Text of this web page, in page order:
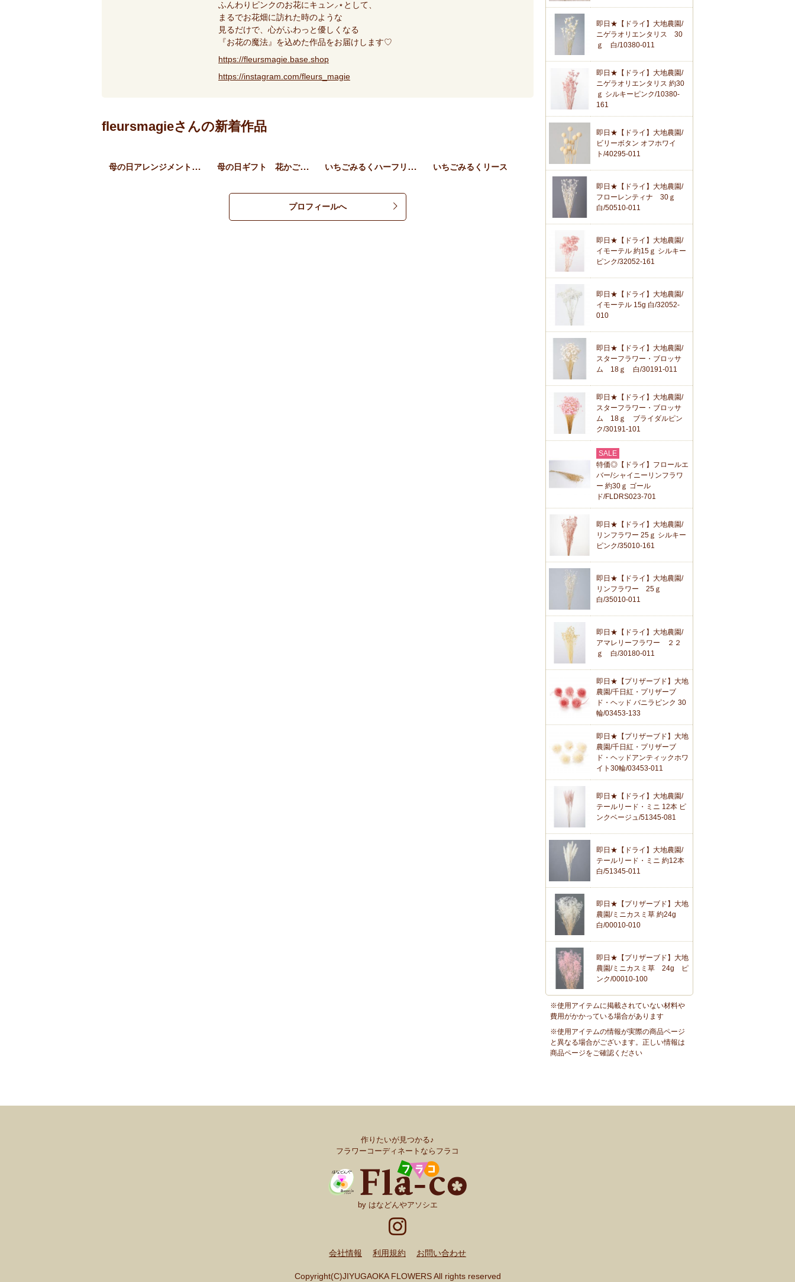
ふんわりピンクのお花にキュン⸝⋆として、
まるでお花畑に訪れた時のような
見るだけで、心がふわっと優しくなる
『お花の魔法』を込めた作品をお届けします♡
https://fleursmagie.base.shop
https://instagram.com/fleurs_magie
fleursmagieさんの新着作品
母の日アレンジメント 花か… 母の日ギフト 花かごピンク いちごみるくハーフリース いちごみるくリース
プロフィールへ
即日★【ドライ】大地農園/
ニゲラオリエンタリス 30
ｇ 白/10380-011
即日★【ドライ】大地農園/
ニゲラオリエンタリス 約30
ｇ シルキーピンク/10380-
161
即日★【ドライ】大地農園/
ビリーボタン オフホワイ
ト/40295-011
即日★【ドライ】大地農園/
フローレンティナ 30ｇ
白/50510-011
即日★【ドライ】大地農園/
イモーテル 約15ｇ シルキー
ピンク/32052-161
即日★【ドライ】大地農園/
イモーテル 15g 白/32052-
010
即日★【ドライ】大地農園/
スターフラワー・ブロッサ
ム 18ｇ 白/30191-011
即日★【ドライ】大地農園/
スターフラワー・ブロッサ
ム 18ｇ ブライダルピン
ク/30191-101
SALE
特価◎【ドライ】フロールエ
バー/シャイニーリンフラワ
ー 約30ｇ ゴール
ド/FLDRS023-701
即日★【ドライ】大地農園/
リンフラワー 25ｇ シルキー
ピンク/35010-161
即日★【ドライ】大地農園/
リンフラワー 25ｇ
白/35010-011
即日★【ドライ】大地農園/
アマレリーフラワー ２２
ｇ 白/30180-011
即日★【プリザーブド】大地
農園/千日紅・プリザーブ
ド・ヘッド バニラピンク 30
輪/03453-133
即日★【プリザーブド】大地
農園/千日紅・プリザーブ
ド・ヘッドアンティックホワ
イト30輪/03453-011
即日★【ドライ】大地農園/
テールリード・ミニ 12本 ピ
ンクベージュ/51345-081
即日★【ドライ】大地農園/
テールリード・ミニ 約12本
白/51345-011
即日★【プリザーブド】大地
農園/ミニカスミ草 約24g
白/00010-010
即日★【プリザーブド】大地
農園/ミニカスミ草 24g ピ
ンク/00010-100
※使用アイテムに掲載されていない材料や
費用がかかっている場合があります
※使用アイテムの情報が実際の商品ページ
と異なる場合がございます。正しい情報は
商品ページをご確認ください
作りたいが見つかる♪
フラワーコーディネートならフラコ
by はなどんやアソシエ
会社情報 利用規約 お問い合わせ
Copyright(C)JIYUGAOKA FLOWERS All rights reserved